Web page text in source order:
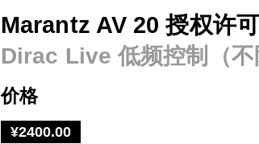
Marantz AV 20 授权许
Dirac Live 低频控制（不
价格
¥2400.00